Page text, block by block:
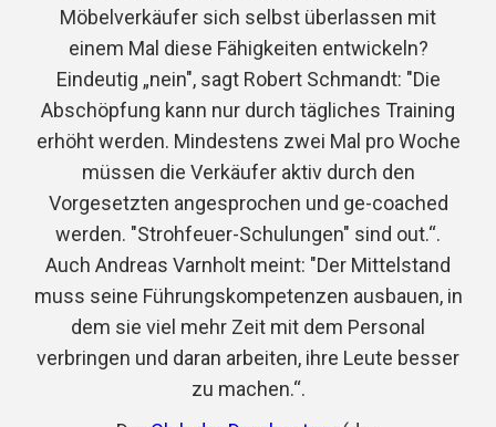
Möbelverkäufer sich selbst überlassen mit
einem Mal diese Fähigkeiten entwickeln?
Eindeutig „nein", sagt Robert Schmandt: "Die
Abschöpfung kann nur durch tägliches Training
erhöht werden. Mindestens zwei Mal pro Woche
müssen die Verkäufer aktiv durch den
Vorgesetzten angesprochen und ge-coached
werden. "Strohfeuer-Schulungen" sind out.“.
Auch Andreas Varnholt meint: "Der Mittelstand
muss seine Führungskompetenzen ausbauen, in
dem sie viel mehr Zeit mit dem Personal
verbringen und daran arbeiten, ihre Leute besser
zu machen.“.